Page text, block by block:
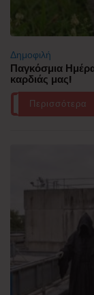
Δημοφιλή
Παγκόσμια
καρδιάς μας!
Περισσότερα